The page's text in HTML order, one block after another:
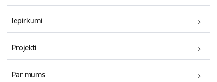
Iepirkumi
Projekti
Par mums